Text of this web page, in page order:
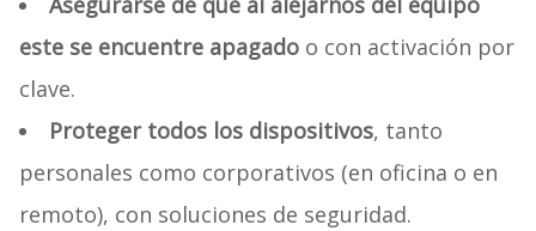
este se encuentre apagado o con activación por
clave.
Proteger todos los dispositivos, tanto
personales como corporativos (en oficina o en
remoto), con soluciones de seguridad.